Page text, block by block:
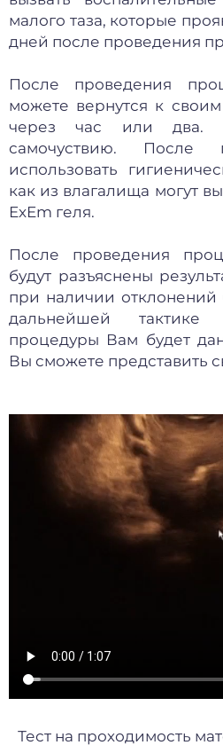
малого таза, которые
дней после проведения
После проведения
можете вернутся к
через час или два.
самочуствию. После
использовать
как из влагалища могут
ExEm геля.
После проведения
будут разъяснены
при наличии отклонений
дальнейшей тактике
процедуры Вам будет
Вы сможете представить
Тест на проходимость